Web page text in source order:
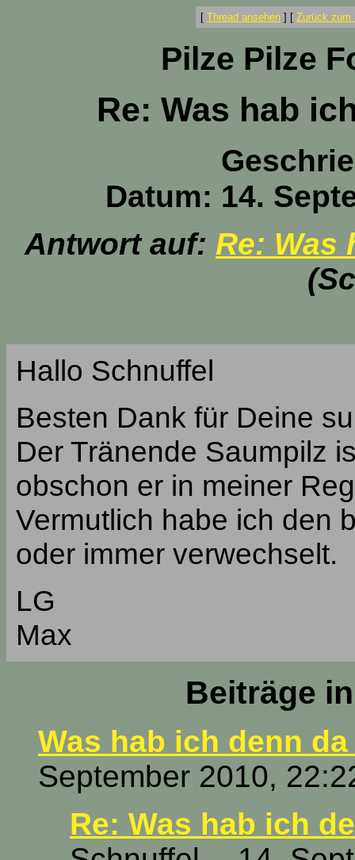
[ Thread ansehen ] [ Zurück zum
Pilze Pilze
Re: Was hab
Datum: 14.
Antwort auf: Re: Was
Hallo Schnuffel
Besten Dank für Deine
Der Tränende Saumpilz
obschon er in meiner
Vermutlich habe ich den
oder immer verwechselt.
LG
Max
Beiträge
Was hab ich denn
September 2010,
Re: Was hab ich